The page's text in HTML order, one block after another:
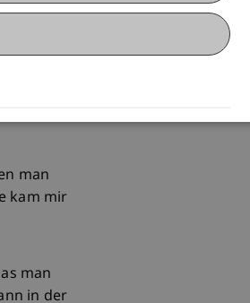
mir
man
kam mir
man
in der